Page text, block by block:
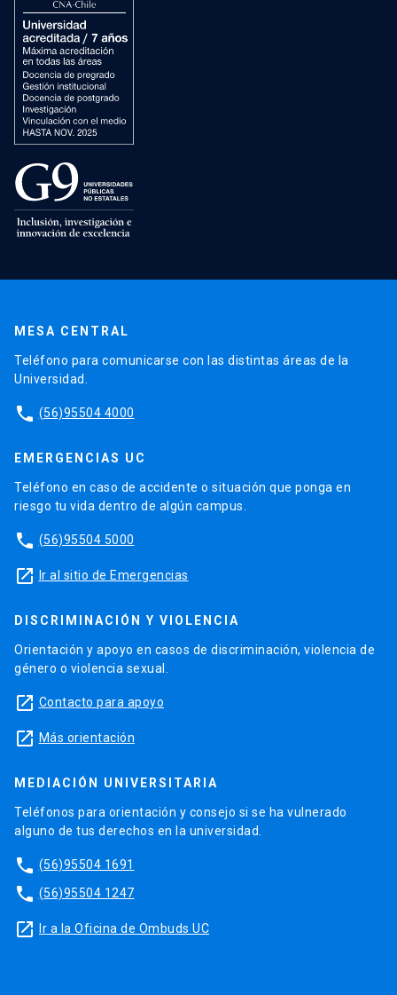
MESA CENTRAL
Teléfono para comunicarse con las distintas áreas de la
Universidad.
phone (56)95504 4000
EMERGENCIAS UC
Teléfono en caso de accidente o situación que ponga en
riesgo tu vida dentro de algún campus.
phone (56)95504 5000
launch Ir al sitio de Emergencias
DISCRIMINACIÓN Y VIOLENCIA
Orientación y apoyo en casos de discriminación, violencia de
género o violencia sexual.
launch Contacto para apoyo
launch Más orientación
MEDIACIÓN UNIVERSITARIA
Teléfonos para orientación y consejo si se ha vulnerado
alguno de tus derechos en la universidad.
phone (56)95504 1691
phone (56)95504 1247
launch Ir a la Oficina de Ombuds UC